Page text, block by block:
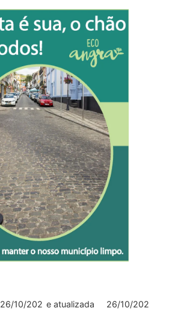
26/10/202 e atualizada
26/10/202